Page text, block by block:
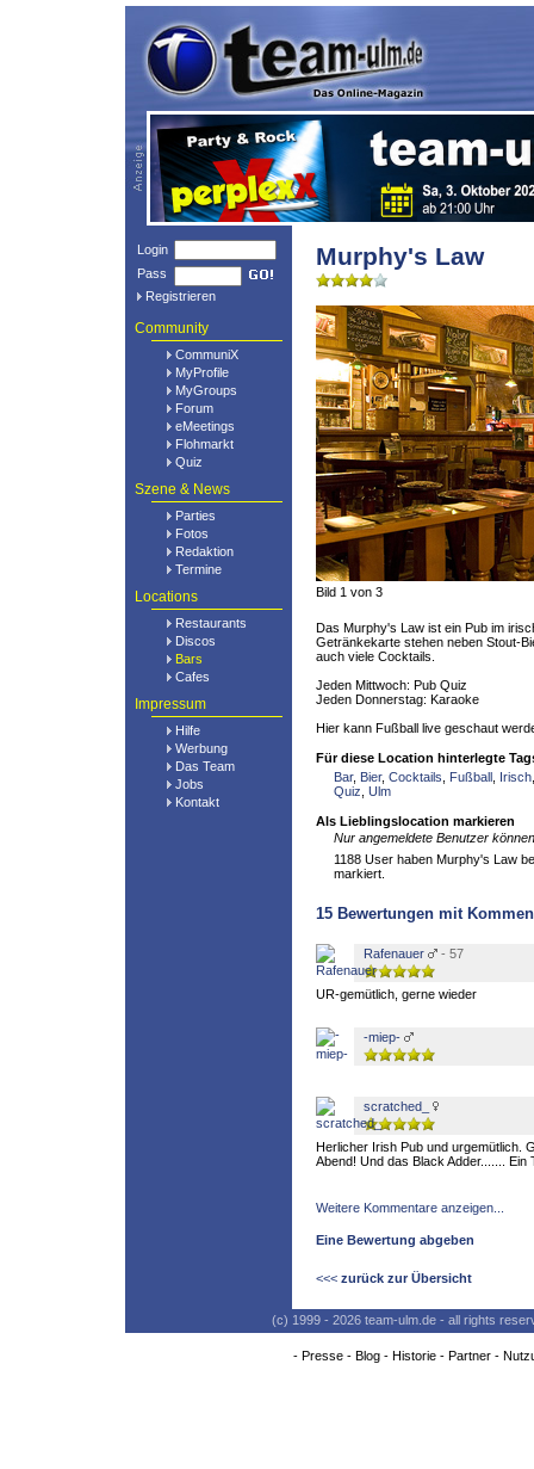
Login
Pass
Registrieren
Community
CommuniX
MyProfile
MyGroups
Forum
eMeetings
Flohmarkt
Quiz
Szene & News
Parties
Fotos
Redaktion
Termine
Locations
Restaurants
Discos
Bars
Cafes
Impressum
Hilfe
Werbung
Das Team
Jobs
Kontakt
Murphy's Law
Bild 1 von 3
Das Murphy's Law ist ein Pub im
Getränkekarte stehen neben Stout-
auch viele Cocktails.
Jeden Mittwoch: Pub Quiz
Jeden Donnerstag: Karaoke
Hier kann Fußball live geschaut
Für diese Location hinterlegte
Bar, Bier, Cocktails Fußball Irisch
Quiz Ulm
Als Lieblingslocation markieren
Nur angemeldete Benutzer
1188 User haben Murphy's Law
markiert.
15 Bewertungen mit
Rafenauer - 57
UR-gemütlich, gerne wieder
-miep-
scratched_
Herlicher Irish Pub und urgemütlich.
Abend! Und das Black Adder....... Ein
Weitere Kommentare anzeigen...
Eine Bewertung abgeben
<<< zurück zur Übersicht
(c) 1999 - 2026 team-ulm.de - all rights
- Presse- Blog- Historie- Partner-